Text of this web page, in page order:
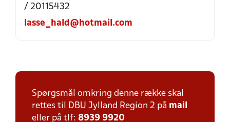
/ 20115432
lasse_hald@hotmail.com
Spørgsmål omkring denne række skal
rettes til DBU Jylland Region 2 på mail
eller på tlf: 8939 9920